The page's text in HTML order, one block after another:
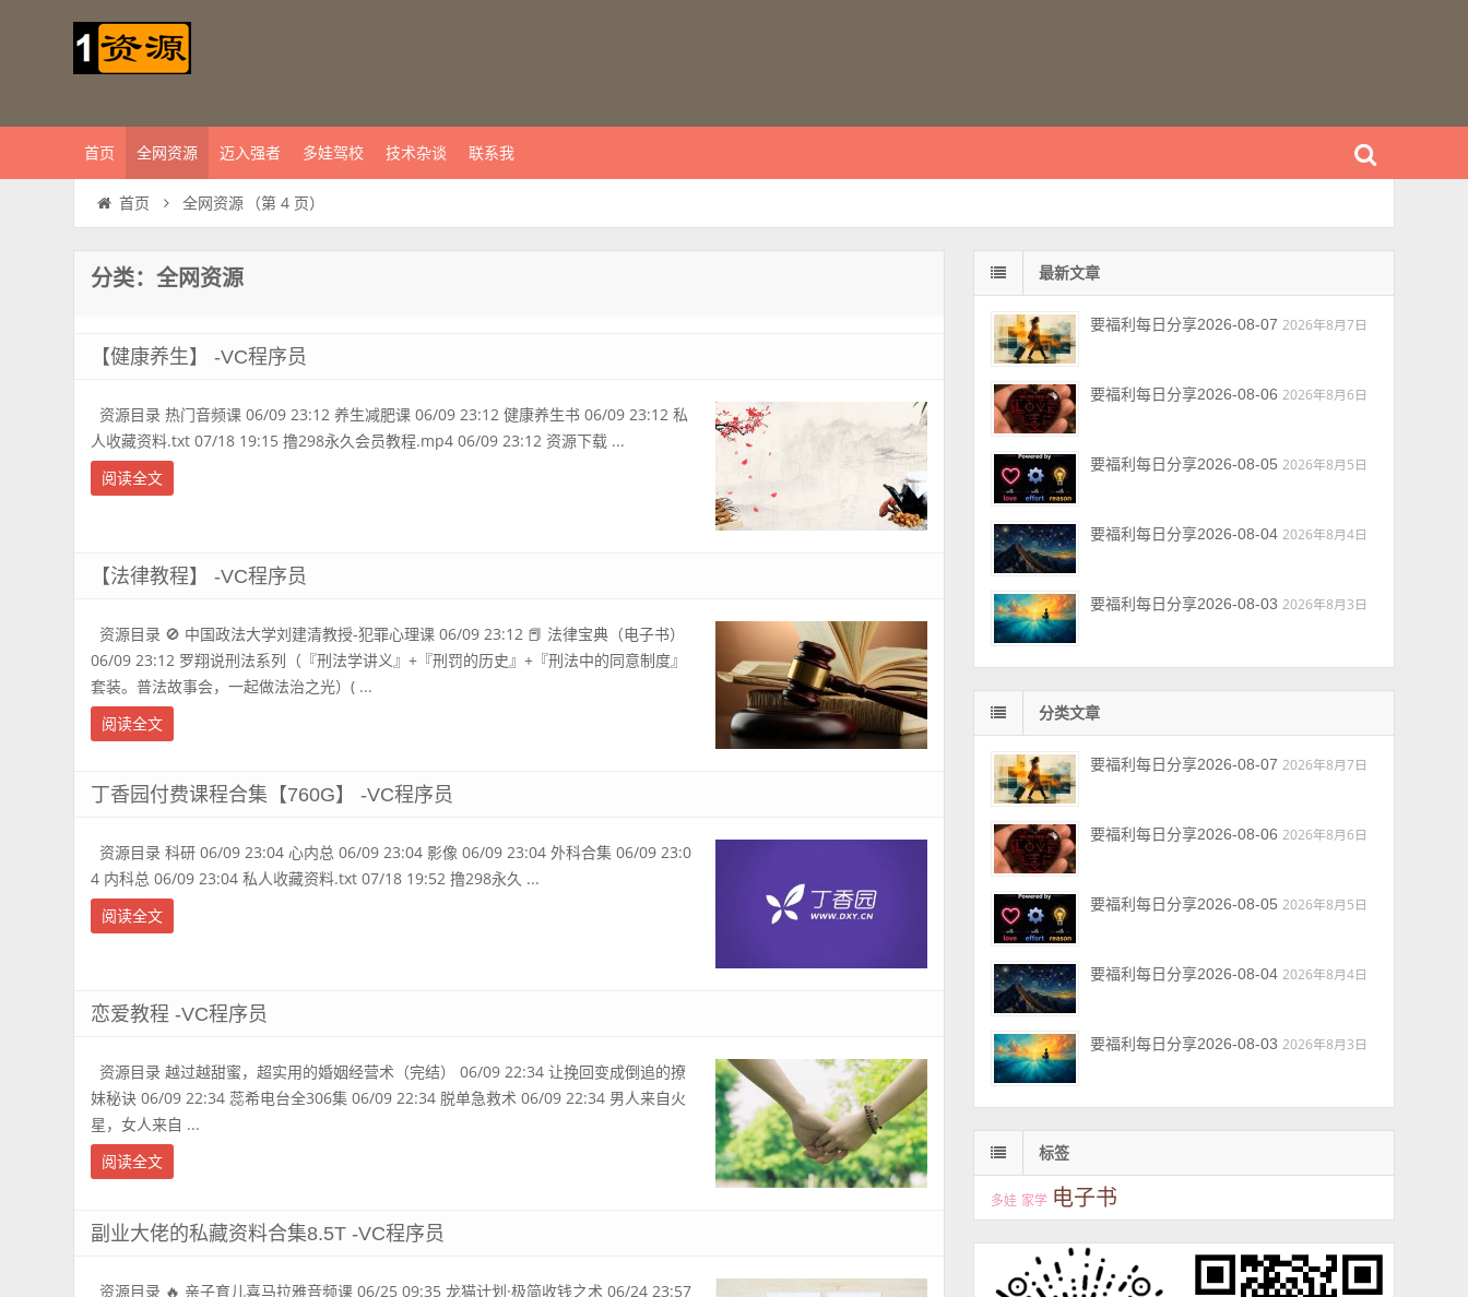
首页 全网资源 迈入强者 多娃驾校 技术杂谈 联系我
首页 全网资源 （第 4 页）
分类：全网资源
【健康养生】 -VC程序员
资源目录 热门音频课 06/09 23:12 养生减肥课 06/09 23:12 健康养生书 06/09 23:12 私
人收藏资料.txt 07/18 19:15 撸298永久会员教程.mp4 06/09 23:12 资源下载 ...
阅读全文
【法律教程】 -VC程序员
资源目录 🚫 中国政法大学刘建清教授-犯罪心理课 06/09 23:12 📕 法律宝典（电子书）
06/09 23:12 罗翔说刑法系列（『刑法学讲义』+『刑罚的历史』+『刑法中的同意制度』
套装。普法故事会，一起做法治之光）( ...
阅读全文
丁香园付费课程合集【760G】 -VC程序员
资源目录 科研 06/09 23:04 心内总 06/09 23:04 影像 06/09 23:04 外科合集 06/09 23:0
4 内科总 06/09 23:04 私人收藏资料.txt 07/18 19:52 撸298永久 ...
阅读全文
恋爱教程 -VC程序员
资源目录 越过越甜蜜，超实用的婚姻经营术（完结） 06/09 22:34 让挽回变成倒追的撩
妹秘诀 06/09 22:34 蕊希电台全306集 06/09 22:34 脱单急救术 06/09 22:34 男人来自火
星，女人来自 ...
阅读全文
副业大佬的私藏资料合集8.5T -VC程序员
资源目录 🔥 亲子育儿喜马拉雅音频课 06/25 09:35 龙猫计划·极简收钱之术 06/24 23:57
最新文章
要福利每日分享2026-08-07 2026年8月7日
要福利每日分享2026-08-06 2026年8月6日
要福利每日分享2026-08-05 2026年8月5日
要福利每日分享2026-08-04 2026年8月4日
要福利每日分享2026-08-03 2026年8月3日
分类文章
要福利每日分享2026-08-07 2026年8月7日
要福利每日分享2026-08-06 2026年8月6日
要福利每日分享2026-08-05 2026年8月5日
要福利每日分享2026-08-04 2026年8月4日
要福利每日分享2026-08-03 2026年8月3日
标签
多娃 家学 电子书